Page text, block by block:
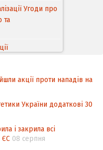
Угоди про
та
до
прав
(TRIPS) у
щодо
повторного
акції проти нападів на
України додаткові 30
і закрила всі
ЄС 08 серпня